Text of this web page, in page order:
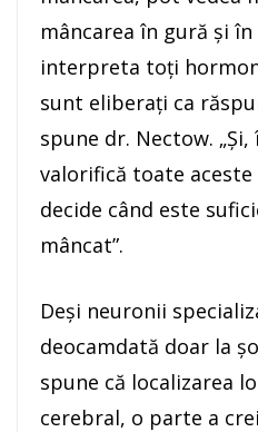
mâncarea în gură şi
interpreta toţi
sunt eliberaţi ca
spune dr. Nectow.
valorifică toate
decide când este
mâncat”.
Deşi neuronii
deocamdată doar la
spune că localizarea
cerebral, o parte a